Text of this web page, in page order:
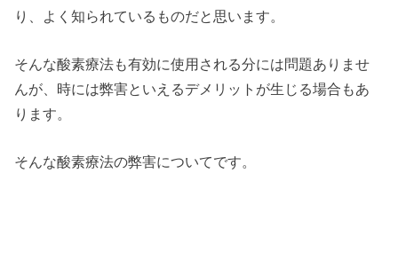
り、よく知られているものだと思います。
そんな酸素療法も有効に使用される分には問題ありませ
んが、時には弊害といえるデメリットが生じる場合もあ
ります。
そんな酸素療法の弊害についてです。